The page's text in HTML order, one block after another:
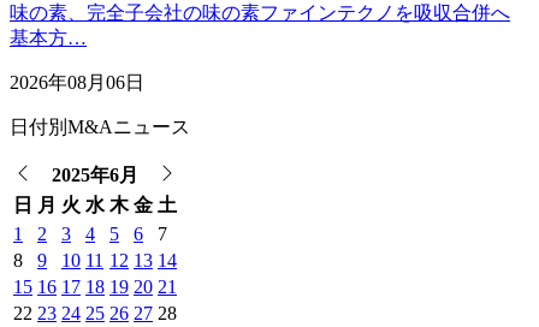
味の素、完全子会社の味の素ファインテクノを吸収合併へ
基本方…
2026年08月06日
日付別M&Aニュース
2025年6月
日
月 火 水 木 金 土
1
2 3 4 5 6
7
8
9 10 11 12 13 14
15 16 17 18 19 20 21
22 23 24 25 26 27 28